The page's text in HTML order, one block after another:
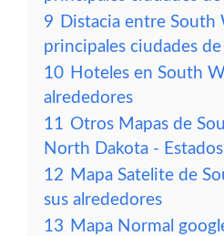
9 Distacia entre South
principales ciudades
10 Hoteles en South
alrededores
11 Otros Mapas de
North Dakota -
12 Mapa Satelite de
sus alrededores
13 Mapa Normal